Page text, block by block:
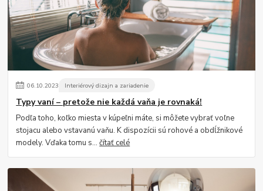
06.10.2023 Interiérový dizajn a zariadenie
Typy vaní – pretože nie každá vaňa je rovnaká!
Podľa toho, koľko miesta v kúpeľni máte, si môžete vybrať voľne
stojacu alebo vstavanú vaňu. K dispozícii sú rohové a obdĺžnikové
modely. Vďaka tomu s...čítať celé